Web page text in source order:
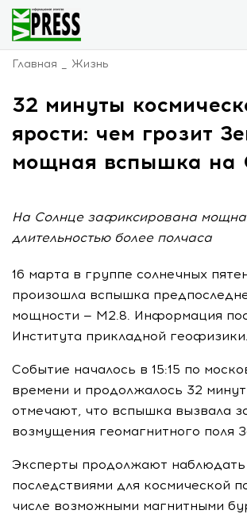
Главная Жизнь
32 минуты
ярости: чем грозит
мощная вспышка на
На Солнце зафиксирована
длительностью более полчаса
16 марта в группе солнечных
произошла вспышка
мощности — M2.8. Информация
Института прикладной геофизики.
Событие началось в 15:15 по
времени и продолжалось 32
отмечают, что вспышка вызвала
возмущения геомагнитного поля
Эксперты продолжают наблюдать
последствиями для космической
числе возможными магнитными